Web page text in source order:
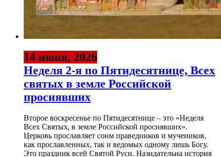
14 июня, 2026
Неделя 2-я по Пятидесятнице, Всех
святых в земле Российской
просиявших
Второе воскресенье по Пятидесятнице – это «Неделя
Всех Святых, в земле Российской просиявших».
Церковь прославляет сонм праведников и мучеников,
как прославленных, так и ведомых одному лишь Богу.
Это праздник всей Святой Руси. Назидательна история